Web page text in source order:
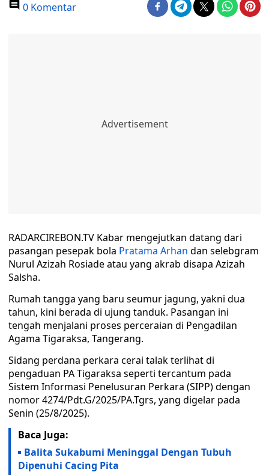
0 Komentar
RADARCIREBON.TV Kabar mengejutkan datang dari
pasangan pesepak bola Pratama Arhan dan selebgram
Nurul Azizah Rosiade atau yang akrab disapa Azizah
Salsha.
Rumah tangga yang baru seumur jagung, yakni dua
tahun, kini berada di ujung tanduk. Pasangan ini
tengah menjalani proses perceraian di Pengadilan
Agama Tigaraksa, Tangerang.
Sidang perdana perkara cerai talak terlihat di
pengaduan PA Tigaraksa seperti tercantum pada
Sistem Informasi Penelusuran Perkara (SIPP) dengan
nomor 4274/Pdt.G/2025/PA.Tgrs, yang digelar pada
Senin (25/8/2025).
Baca Juga:
Balita Sukabumi Meninggal Dengan Tubuh
Dipenuhi Cacing Pita